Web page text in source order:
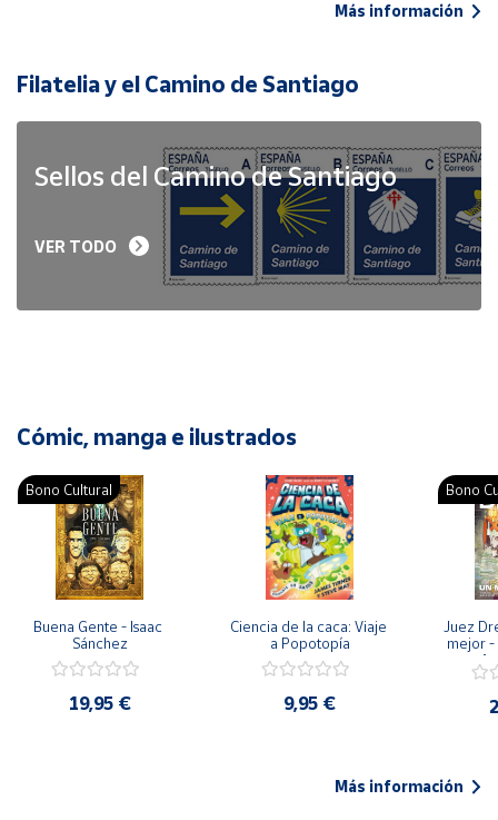
Más información
Filatelia y el Camino de Santiago
Sellos del Camino de Santiago
VER TODO
Cómic, manga e ilustrados
Bono Cultural
Buena Gente - Isaac
Sánchez
19,95 €
Ciencia de la caca: Viaje
a Popotopía
9,95 €
Bono
Juez
mejor -
Más información